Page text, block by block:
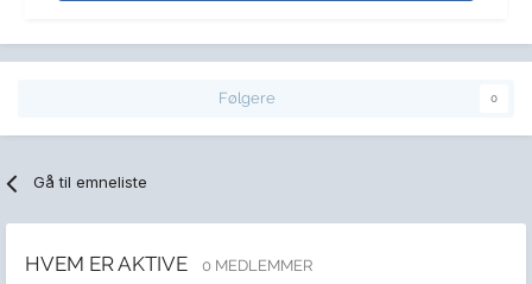
Følgere 0
Gå til emneliste
HVEM ER AKTIVE 0 MEDLEMMER